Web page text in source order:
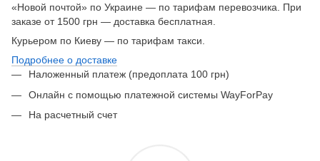
«Новой почтой» по Украине — по тарифам перевозчика. При
заказе от 1500 грн — доставка бесплатная.
Курьером по Киеву — по тарифам такси.
Подробнее о доставке
Наложенный платеж (предоплата 100 грн)
Онлайн с помощью платежной системы WayForPay
На расчетный счет